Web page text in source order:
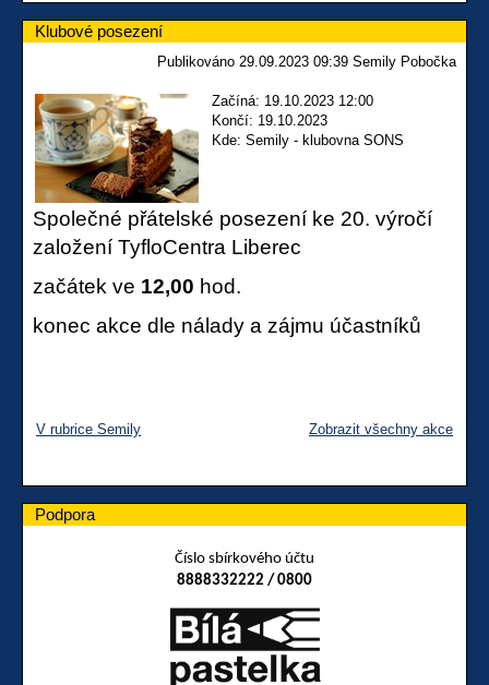
Klubové posezení
Publikováno 29.09.2023 09:39 Semily Pobočka
Začíná: 19.10.2023 12:00
Končí: 19.10.2023
Kde: Semily - klubovna SONS
Společné přátelské posezení ke 20. výročí
založení TyfloCentra Liberec
začátek ve 12,00 hod.
konec akce dle nálady a zájmu účastníků
V rubrice Semily Zobrazit všechny akce
Podpora
Číslo sbírkového účtu
8888332222 / 0800